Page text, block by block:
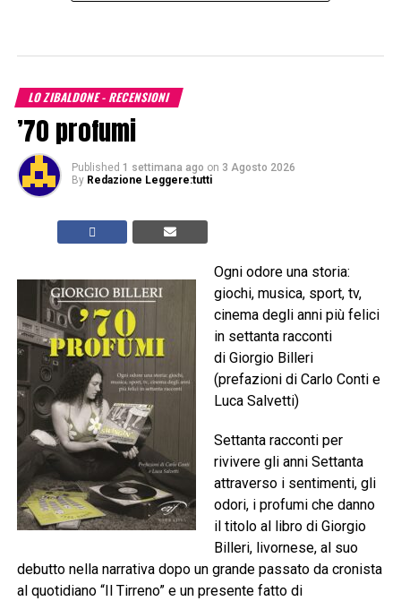
LO ZIBALDONE - RECENSIONI
’70 profumi
Published 1 settimana ago on 3 Agosto 2026
By Redazione Leggere:tutti
Ogni odore una storia:
giochi, musica, sport, tv,
cinema degli anni più felici
in settanta racconti
di Giorgio Billeri
(prefazioni di Carlo Conti e
Luca Salvetti)
Settanta racconti per
rivivere gli anni Settanta
attraverso i sentimenti, gli
odori, i profumi che danno
il titolo al libro di Giorgio
Billeri, livornese, al suo
debutto nella narrativa dopo un grande passato da cronista
al quotidiano “Il Tirreno” e un presente fatto di